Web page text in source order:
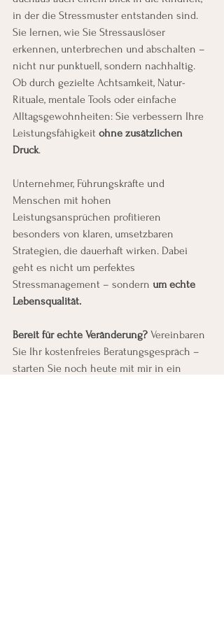
in der die Stressmuster entstanden sind.
Sie lernen, wie Sie Stressauslöser
erkennen, unterbrechen und abschalten –
nicht nur punktuell, sondern nachhaltig.
Ob durch gezielte Achtsamkeit, Natur-
Rituale, mentale Tools oder einfache
Alltagsgewohnheiten: Sie verbessern Ihre
Leistungsfähigkeit ohne zusätzlichen
Druck.
Unternehmer, Führungskräfte und
Menschen mit hohen
Leistungsansprüchen profitieren
besonders von klaren, umsetzbaren
Strategien, die dauerhaft wirken. Dabei
geht es nicht um perfektes
Stressmanagement – sondern um echte
Lebensqualität.
Bereit für echte Veränderung? Vereinbaren
Sie Ihr kostenfreies Beratungsgespräch –
starten Sie noch heute mit mir in ein